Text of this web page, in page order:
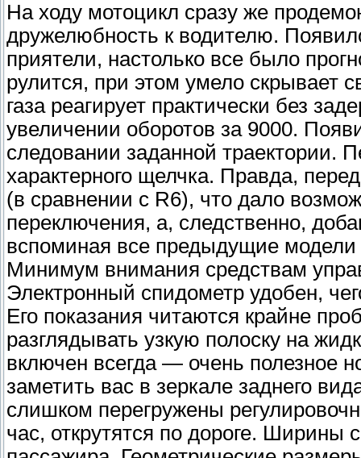
На ходу мотоцикл сразу же
дружелюбность к водителю.
приятели, настолько все было
рулится, при этом умело скрывает
газа реагирует практически без
увеличении оборотов за 9000.
следовании заданной траектории.
характерного щелчка. Правда,
(в сравнении с R6), что дало
переключения, а, следственно,
вспоминая все предыдущие
Минимум внимания средствам
Электронный спидометр удобен,
Его показания читаются крайне
разглядывать узкую полоску на
включен всегда — очень полезное
заметить вас в зеркале заднего
слишком перегружены
час, открутятся по дороге. Ширины